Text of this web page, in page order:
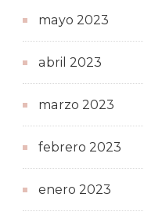
mayo 2023
abril 2023
marzo 2023
febrero 2023
enero 2023